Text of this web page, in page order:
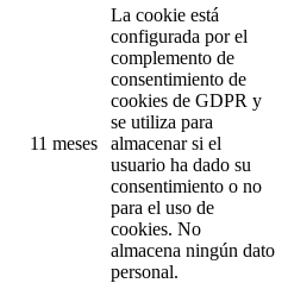
11 meses
La cookie está
configurada por el
complemento de
consentimiento de
cookies de GDPR y
se utiliza para
almacenar si el
usuario ha dado su
consentimiento o no
para el uso de
cookies. No
almacena ningún dato
personal.